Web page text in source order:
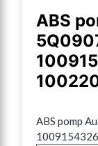
ABS
ABS pomp